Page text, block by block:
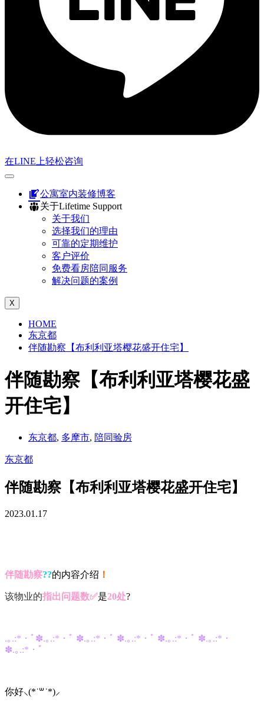
在LINE上轻松咨询
公寓室内装修博客
关于Lifetime Support
关于我们
选择我们的理由
可靠的定期维护
客户评价
免费看房陪同服务
解决问题的案例
X
HOME
东京都
伴随勘察【布利利亚塔樱花盛开住宅】
伴随勘察【布利利亚塔樱花盛
开住宅】
东京都, 多摩市, 陪同验房
东京都
伴随勘察【布利利亚塔樱花盛开住宅】
2023.01.17
伴随勘察‍??的内容介绍 ！
该物业的指出问题数✅是20处?
.｡.:*・ﾟ✽.｡.:*・ﾟ ✽.｡.:*・ﾟ ✽.｡.:*・ﾟ ✽.｡.:*・ﾟ ✽.｡.:*・
✽.｡.:*・ﾟ
你好⸜(*˙꒳ ˙*)⸝